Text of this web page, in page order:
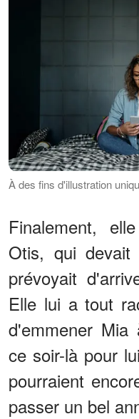
À des fins d'illustration
Finalement,
Otis, qui
prévoyait
Elle lui a tout
d'emmener
ce soir-là pour
pourraient
passer un bel